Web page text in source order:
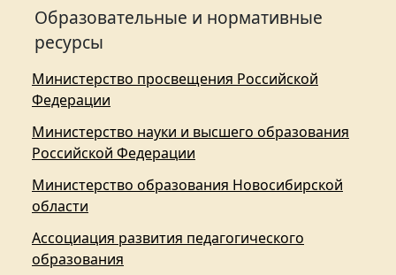
Образовательные и нормативные
ресурсы
Министерство просвещения Российской
Федерации
Министерство науки и высшего образования
Российской Федерации
Министерство образования Новосибирской
области
Ассоциация развития педагогического
образования